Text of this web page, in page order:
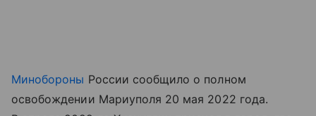
Минобороны России сообщило о полном
освобождении Мариуполя 20 мая 2022 года.